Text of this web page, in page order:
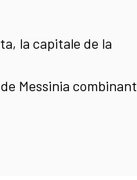
la capitale de la
Messinia combinant